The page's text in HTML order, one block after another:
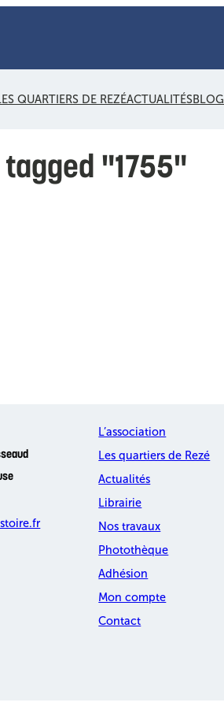
QUARTIERS DE REZÉACTUALITÉSBLOG
"1755"
L’association
Les quartiers de Rezé
Actualités
Librairie
Nos travaux
Photothèque
Adhésion
Mon compte
Contact